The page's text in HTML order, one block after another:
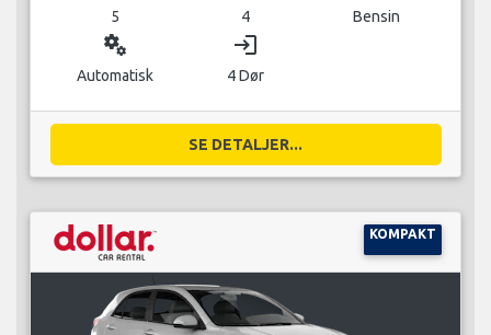
5 4 Bensin
miscellaneous_services
Automatisk
login
4 Dør
SE DETALJER...
KOMPAKT